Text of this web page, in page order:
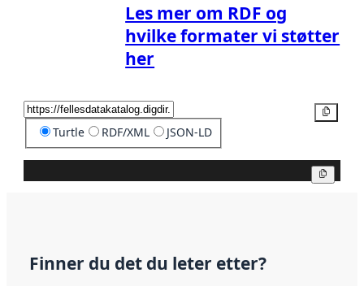
Les mer om RDF og
hvilke formater vi støtter
her
Turtle RDF/XML JSON-LD
Finner du det du leter etter?